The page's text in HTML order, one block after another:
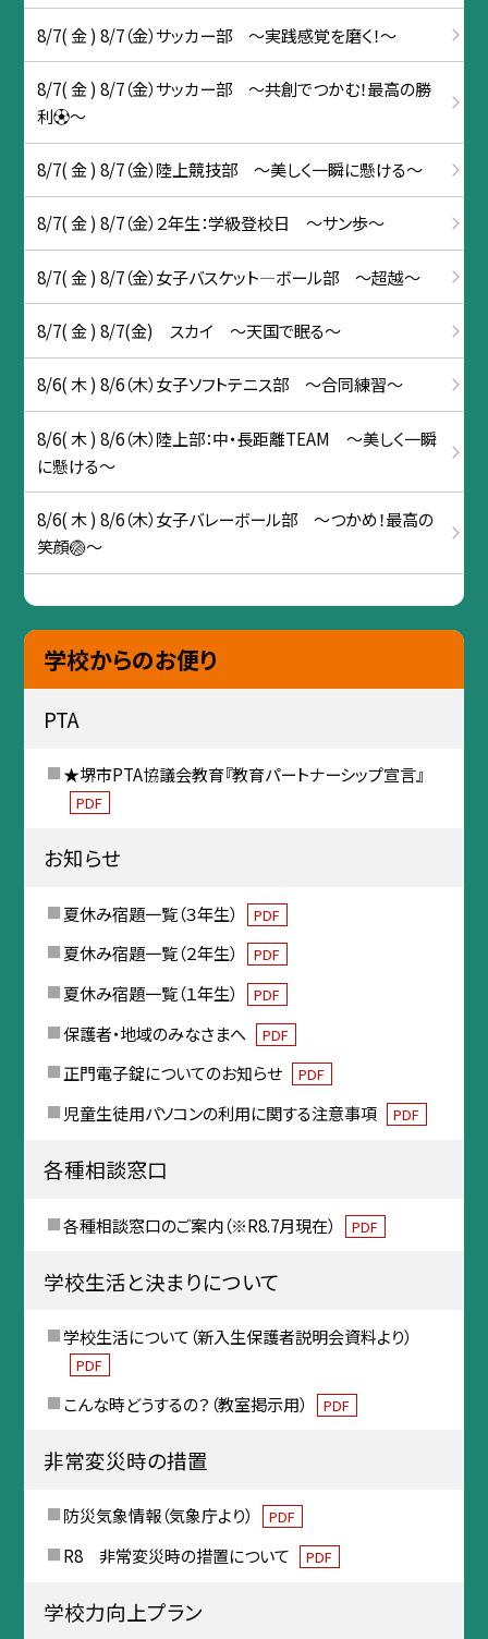
8/7( 金 ) 8/7（金）サッカー部 ～実践感覚を磨く！～
8/7( 金 ) 8/7（金）サッカー部 ～共創でつかむ！最高の勝
利⚽～
8/7( 金 ) 8/7（金）陸上競技部 ～美しく一瞬に懸ける～
8/7( 金 ) 8/7（金）２年生：学級登校日 ～サン歩～
8/7( 金 ) 8/7（金）女子バスケット―ボール部 〜超越〜
8/7( 金 ) 8/7(金) スカイ ～天国で眠る～
8/6( 木 ) 8/6（木）女子ソフトテニス部 〜合同練習～
8/6( 木 ) 8/6（木）陸上部：中・長距離TEAM ～美しく一瞬
に懸ける～
8/6( 木 ) 8/6（木）女子バレーボール部 ～つかめ！最高の
笑顔🏐～
学校からのお便り
PTA
★堺市PTA協議会教育『教育パートナーシップ宣言』
PDF
お知らせ
夏休み宿題一覧（３年生） PDF
夏休み宿題一覧（２年生） PDF
夏休み宿題一覧（１年生） PDF
保護者・地域のみなさまへ PDF
正門電子錠についてのお知らせ PDF
児童生徒用パソコンの利用に関する注意事項 PDF
各種相談窓口
各種相談窓口のご案内（※R8.7月現在） PDF
学校生活と決まりについて
学校生活について（新入生保護者説明会資料より）
PDF
こんな時どうするの？（教室掲示用） PDF
非常変災時の措置
防災気象情報（気象庁より） PDF
R8 非常変災時の措置について PDF
学校力向上プラン